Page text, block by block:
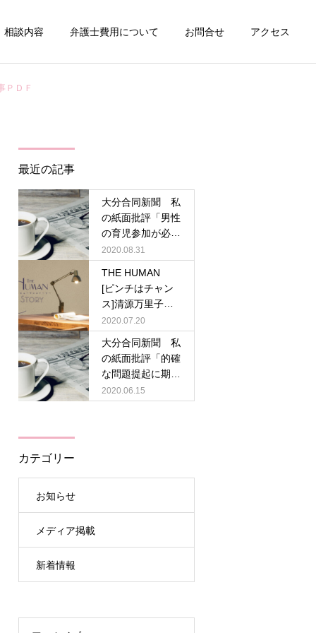
相談内容 弁護士費用について お問合せ アクセス
倒産整理事件
ＰＤＦ
最近の記事
大分合同新聞 私
の紙面批評「男性
の育児参加が必
要」清源万里子弁
護士／記事PDF
2020.08.31
THE HUMAN
[ピンチはチャン
ス]清源万里子弁
護士／記事リンク
2020.07.20
大分合同新聞 私
の紙面批評「的確
な問題提起に期
待」清源万里子弁
護士／記事PDF
2020.06.15
カテゴリー
お知らせ
メディア掲載
新着情報